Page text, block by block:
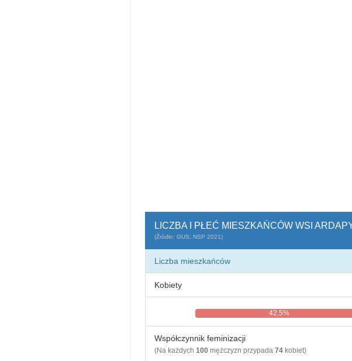
LICZBA I PŁEĆ MIESZKAŃCÓW WSI
(Źródło: GUS, NSP 2021)
Liczba mieszkańców
Kobiety
42,5%
Współczynnik feminizacji
(Na każdych 100mężczyzn przypada 74kobiet)